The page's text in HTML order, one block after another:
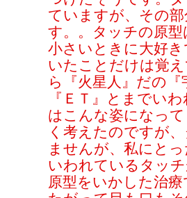
ていますが、その
す。。タッチの原
小さいときに大好
いたことだけは覚
ら『火星人』だの
『ＥＴ』とまでい
はこんな姿になっ
く考えたのですが
ませんが、私にと
いわれているタッ
原型をいかした治